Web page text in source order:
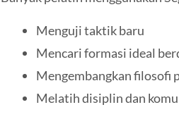
Menguji taktik baru
Mencari formasi ideal
Mengembangkan filosofi
Melatih disiplin dan